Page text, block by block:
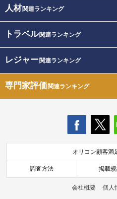
人材関連ランキング
トラベル関連ランキング
レジャー関連ランキング
専門家評価関連ランキング
オリコン顧客満
調査方法 掲載
会社概要 個人